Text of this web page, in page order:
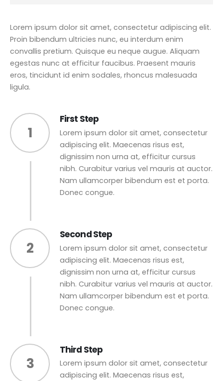
Lorem ipsum dolor sit amet, consectetur adipiscing elit.
Proin bibendum ultricies nunc, eu interdum enim
convallis pretium. Quisque eu neque augue. Aliquam
egestas nunc at efficitur faucibus. Praesent mauris
eros, tincidunt id enim sodales, rhoncus malesuada
ligula.
1
First Step
Lorem ipsum dolor sit amet, consectetur
adipiscing elit. Maecenas risus est,
dignissim non urna at, efficitur cursus
nibh. Curabitur varius vel mauris at auctor.
Nam ullamcorper bibendum est et porta.
Donec congue.
2
Second Step
Lorem ipsum dolor sit amet, consectetur
adipiscing elit. Maecenas risus est,
dignissim non urna at, efficitur cursus
nibh. Curabitur varius vel mauris at auctor.
Nam ullamcorper bibendum est et porta.
Donec congue.
3
Third Step
Lorem ipsum dolor sit amet, consectetur
adipiscing elit. Maecenas risus est,